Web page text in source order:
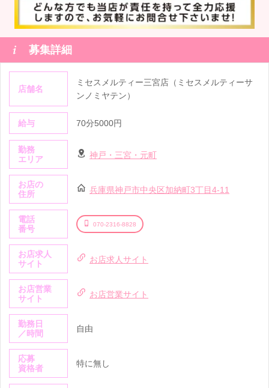
 募集詳細
店舗名
ミセスメルティー三宮店（ミセスメルティーサ
ンノミヤテン）
給与 70分5000円
勤務
エリア
神戸・三宮・元町
お店の
住所
兵庫県神戸市中央区加納町3丁目4-11
電話
番号
070-2316-8828
お店求人
サイト
お店求人サイト
お店営業
サイト
お店営業サイト
勤務日
／時間
自由
応募
資格者
特に無し